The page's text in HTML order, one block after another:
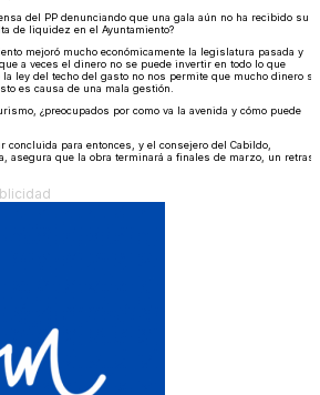
del PP denunciando que una gala aún no ha recibido su
de liquidez en el Ayuntamiento?
mejoró mucho económicamente la legislatura pasada y
a veces el dinero no se puede invertir en todo lo que
ley del techo del gasto no nos permite que mucho dinero se
es causa de una mala gestión.
¿preocupados por como va la avenida y cómo puede
concluida para entonces, y el consejero del Cabildo,
asegura que la obra terminará a finales de marzo, un retraso